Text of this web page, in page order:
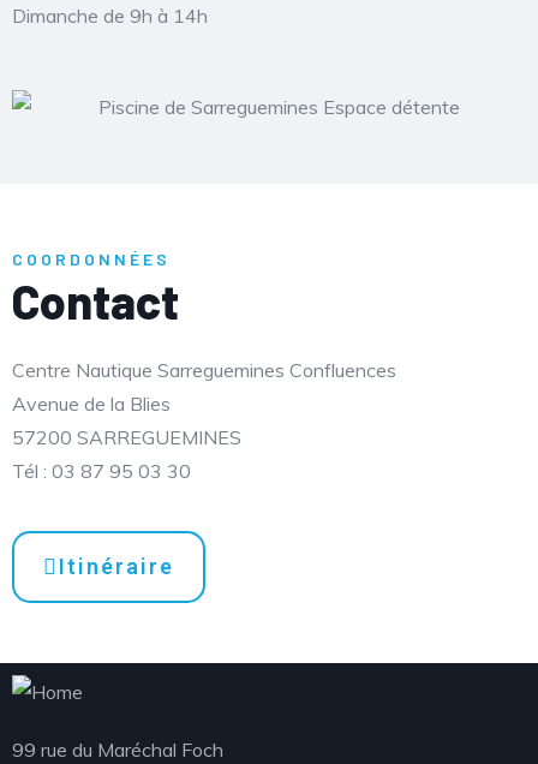
Dimanche de 9h à 14h
COORDONNÉES
Contact
Centre Nautique Sarreguemines Confluences
Avenue de la Blies
57200 SARREGUEMINES
Tél : 03 87 95 03 30
Itinéraire
99 rue du Maréchal Foch